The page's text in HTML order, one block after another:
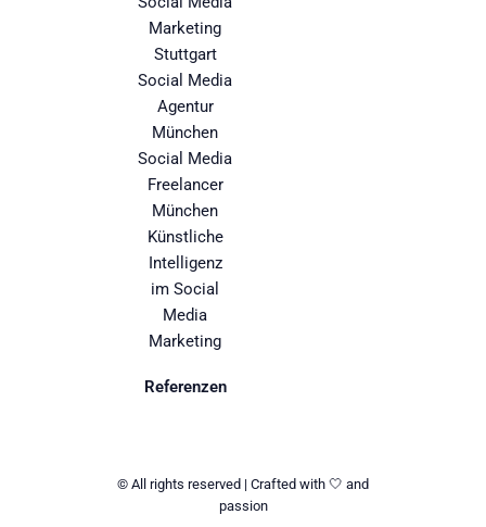
Marketing
Stuttgart
Social Media
Agentur
München
Social Media
Freelancer
München
Künstliche
Intelligenz
im Social
Media
Marketing
Referenzen
© All rights reserved | Crafted with 🤍 and
passion